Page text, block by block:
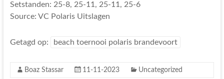
Setstanden: 25-8, 25-11, 25-11, 25-6
Source: VC Polaris Uitslagen
Getagd op: beach toernooi polaris brandevoort
Boaz Stassar 11-11-2023 Uncategorized